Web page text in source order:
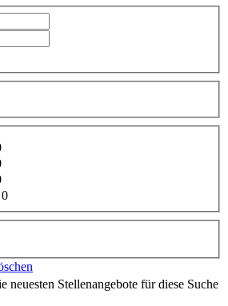
0
neuesten Stellenangebote für diese Suche